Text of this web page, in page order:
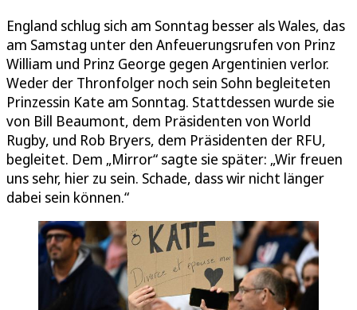
England schlug sich am Sonntag besser als Wales, das
am Samstag unter den Anfeuerungsrufen von Prinz
William und Prinz George gegen Argentinien verlor.
Weder der Thronfolger noch sein Sohn begleiteten
Prinzessin Kate am Sonntag. Stattdessen wurde sie
von Bill Beaumont, dem Präsidenten von World
Rugby, und Rob Bryers, dem Präsidenten der RFU,
begleitet. Dem „Mirror“ sagte sie später: „Wir freuen
uns sehr, hier zu sein. Schade, dass wir nicht länger
dabei sein können.“